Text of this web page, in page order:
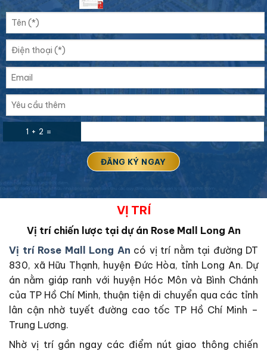
1 + 2 =
VỊ TRÍ
Vị trí chiến lược tại dự án Rose Mall Long An
Vị trí Rose Mall Long An có vị trí nằm tại đường DT
830, xã Hữu Thạnh, huyện Đức Hòa, tỉnh Long An. Dự
án nằm giáp ranh với huyện Hóc Môn và Bình Chánh
của TP Hồ Chí Minh, thuận tiện di chuyển qua các tỉnh
lân cận nhờ tuyết đường cao tốc TP Hồ Chí Minh –
Trung Lương.
Nhờ vị trí gần ngay các điểm nút giao thông chiến